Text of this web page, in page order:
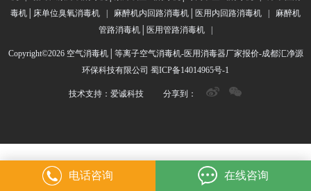
毒机│床单位臭氧消毒机 | 麻醉机内回路消毒机│医用内回路消毒机 | 麻醉机
管路消毒机│医用管路消毒机 |
Copyright©2026 空气消毒机│等离子空气消毒机-医用消毒器厂家报价-成都汇净源
环保科技有限公司 蜀ICP备14014965号-1
技术支持： 爱诚科技 分享到：
电话咨询 在线咨询